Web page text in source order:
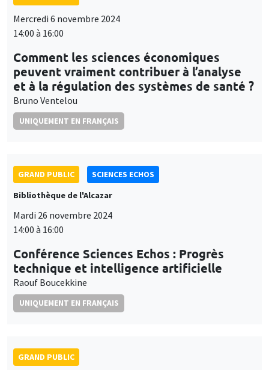
Mercredi 6 novembre 2024
14:00 à 16:00
Comment les sciences économiques
peuvent vraiment contribuer à l’analyse
et à la régulation des systèmes de santé ?
Bruno Ventelou
UNIQUEMENT EN FRANÇAIS
GRAND PUBLIC
SCIENCES ECHOS
Bibliothèque de l'Alcazar
Mardi 26 novembre 2024
14:00 à 16:00
Conférence Sciences Echos : Progrès
technique et intelligence artificielle
Raouf Boucekkine
UNIQUEMENT EN FRANÇAIS
GRAND PUBLIC